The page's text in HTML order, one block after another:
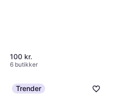
100 kr.
6 butikker
Trender